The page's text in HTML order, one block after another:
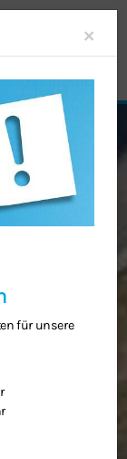
×
für unsere